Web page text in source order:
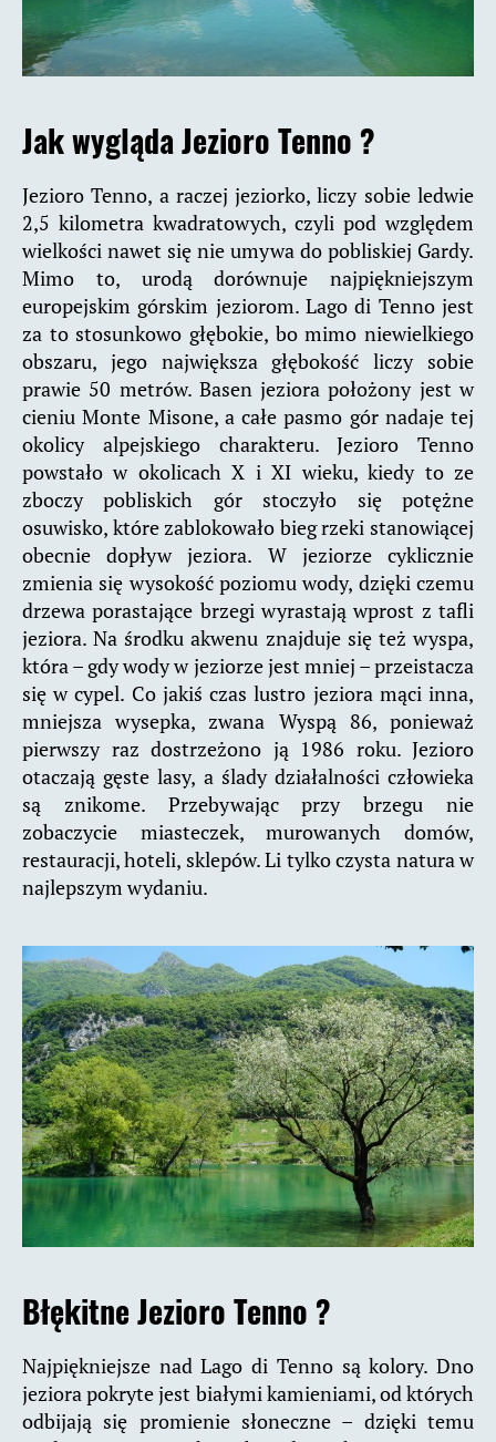
Jak wygląda Jezioro Tenno ?
Jezioro Tenno, a raczej jeziorko, liczy sobie ledwie
2,5 kilometra kwadratowych, czyli pod względem
wielkości nawet się nie umywa do pobliskiej Gardy.
Mimo to, urodą dorównuje najpiękniejszym
europejskim górskim jeziorom. Lago di Tenno jest
za to stosunkowo głębokie, bo mimo niewielkiego
obszaru, jego największa głębokość liczy sobie
prawie 50 metrów. Basen jeziora położony jest w
cieniu Monte Misone, a całe pasmo gór nadaje tej
okolicy alpejskiego charakteru. Jezioro Tenno
powstało w okolicach X i XI wieku, kiedy to ze
zboczy pobliskich gór stoczyło się potężne
osuwisko, które zablokowało bieg rzeki stanowiącej
obecnie dopływ jeziora. W jeziorze cyklicznie
zmienia się wysokość poziomu wody, dzięki czemu
drzewa porastające brzegi wyrastają wprost z tafli
jeziora. Na środku akwenu znajduje się też wyspa,
która – gdy wody w jeziorze jest mniej – przeistacza
się w cypel. Co jakiś czas lustro jeziora mąci inna,
mniejsza wysepka, zwana Wyspą 86, ponieważ
pierwszy raz dostrzeżono ją 1986 roku. Jezioro
otaczają gęste lasy, a ślady działalności człowieka
są znikome. Przebywając przy brzegu nie
zobaczycie miasteczek, murowanych domów,
restauracji, hoteli, sklepów. Li tylko czysta natura w
najlepszym wydaniu.
Błękitne Jezioro Tenno ?
Najpiękniejsze nad Lago di Tenno są kolory. Dno
jeziora pokryte jest białymi kamieniami, od których
odbijają się promienie słoneczne – dzięki temu